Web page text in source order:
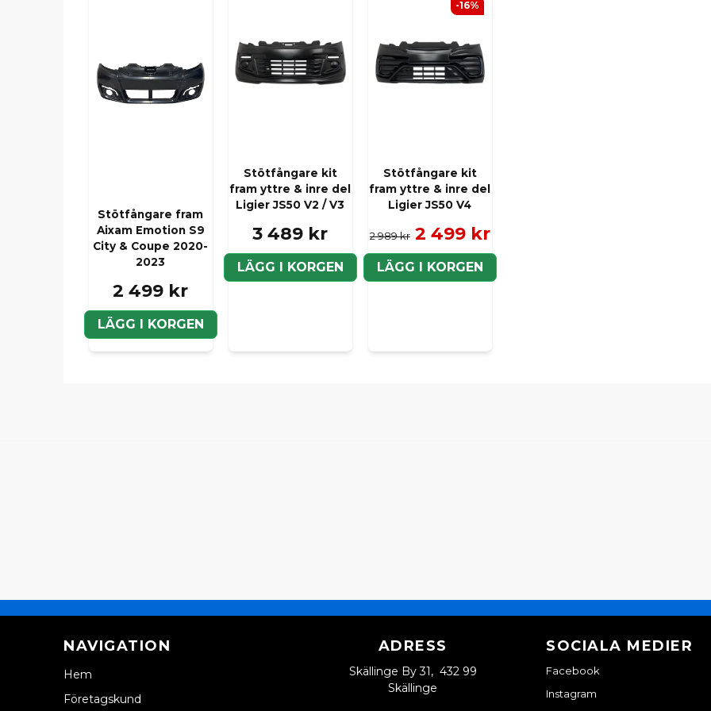
Stötfångare fram
Aixam Emotion S9
City & Coupe 2020-
2023
2 499 kr
LÄGG I KORGEN
Stötfångare kit
fram yttre & inre del
Ligier JS50 V2 / V3
3 489 kr
LÄGG I KORGEN
Stötfångare kit
fram yttre & inre del
Ligier JS50 V4
2 989 kr 2 499 kr
LÄGG I KORGEN
-16%
NAVIGATION
Hem
Företagskund
ADRESS
Skällinge By 31, 432 99
Skällinge
SOCIALA MEDIER
Facebook
Instagram